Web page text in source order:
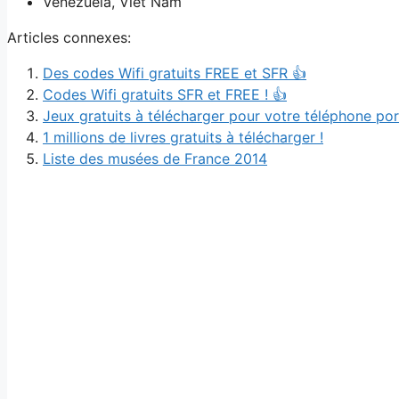
Articles connexes:
Des codes Wifi gratuits FREE et SFR 👍
Codes Wifi gratuits SFR et FREE ! 👍
Jeux gratuits à télécharger pour votre téléphone
1 millions de livres gratuits à télécharger !
Liste des musées de France 2014